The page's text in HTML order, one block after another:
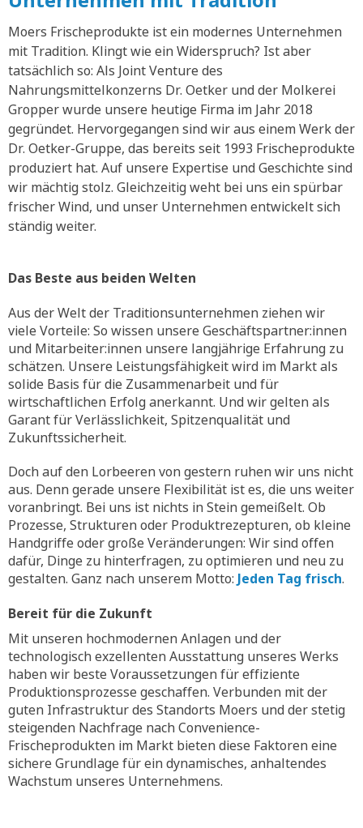
Moers Frischeprodukte ist ein modernes Unternehmen
mit Tradition. Klingt wie ein Widerspruch? Ist aber
tatsächlich so: Als Joint Venture des
Nahrungsmittelkonzerns Dr. Oetker und der Molkerei
Gropper wurde unsere heutige Firma im Jahr 2018
gegründet. Hervorgegangen sind wir aus einem Werk der
Dr. Oetker-Gruppe, das bereits seit 1993 Frischeprodukte
produziert hat. Auf unsere Expertise und Geschichte sind
wir mächtig stolz. Gleichzeitig weht bei uns ein spürbar
frischer Wind, und unser Unternehmen entwickelt sich
ständig weiter.
Das Beste aus beiden Welten
Aus der Welt der Traditionsunternehmen ziehen wir
viele Vorteile: So wissen unsere Geschäftspartner:innen
und Mitarbeiter:innen unsere langjährige Erfahrung zu
schätzen. Unsere Leistungsfähigkeit wird im Markt als
solide Basis für die Zusammenarbeit und für
wirtschaftlichen Erfolg anerkannt. Und wir gelten als
Garant für Verlässlichkeit, Spitzenqualität und
Zukunftssicherheit.
Doch auf den Lorbeeren von gestern ruhen wir uns nicht
aus. Denn gerade unsere Flexibilität ist es, die uns weiter
voranbringt. Bei uns ist nichts in Stein gemeißelt. Ob
Prozesse, Strukturen oder Produktrezepturen, ob kleine
Handgriffe oder große Veränderungen: Wir sind offen
dafür, Dinge zu hinterfragen, zu optimieren und neu zu
gestalten. Ganz nach unserem Motto: Jeden Tag frisch.
Bereit für die Zukunft
Mit unseren hochmodernen Anlagen und der
technologisch exzellenten Ausstattung unseres Werks
haben wir beste Voraussetzungen für effiziente
Produktionsprozesse geschaffen. Verbunden mit der
guten Infrastruktur des Standorts Moers und der stetig
steigenden Nachfrage nach Convenience-
Frischeprodukten im Markt bieten diese Faktoren eine
sichere Grundlage für ein dynamisches, anhaltendes
Wachstum unseres Unternehmens.